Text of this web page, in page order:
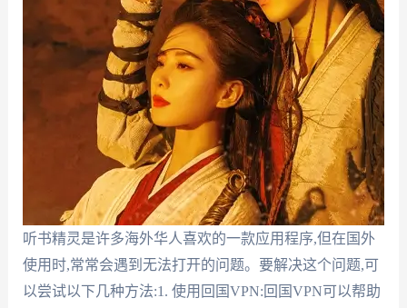
听书精灵是许多海外华人喜欢的一款应用程序,但在国外
使用时,常常会遇到无法打开的问题。要解决这个问题,可
以尝试以下几种方法:1. 使用回国VPN:回国VPN可以帮助